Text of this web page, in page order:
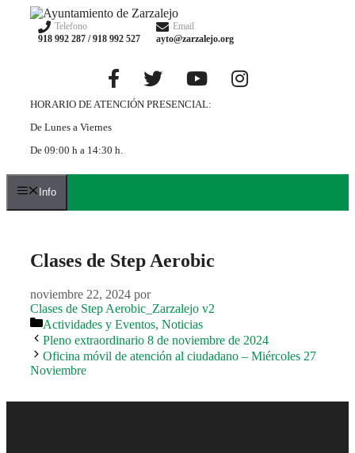
Saltar
contenido
Telefono
918 992 287 / 918 992 527
Email
ayto@zarzalejo.org
HORARIO DE ATENCIÓN PRESENCIAL:
De Lunes a Viernes
De 09:00 h a 14:30 h.
Info
Clases de Step Aerobic
noviembre 22, 2024 por
Clases de Step Aerobic_Zarzalejo v2
Categorías
Actividades y Eventos, Noticias
Pleno extraordinario 8 de noviembre de 2024
Oficina móvil de atención al ciudadano – Miércoles 27
Noviembre